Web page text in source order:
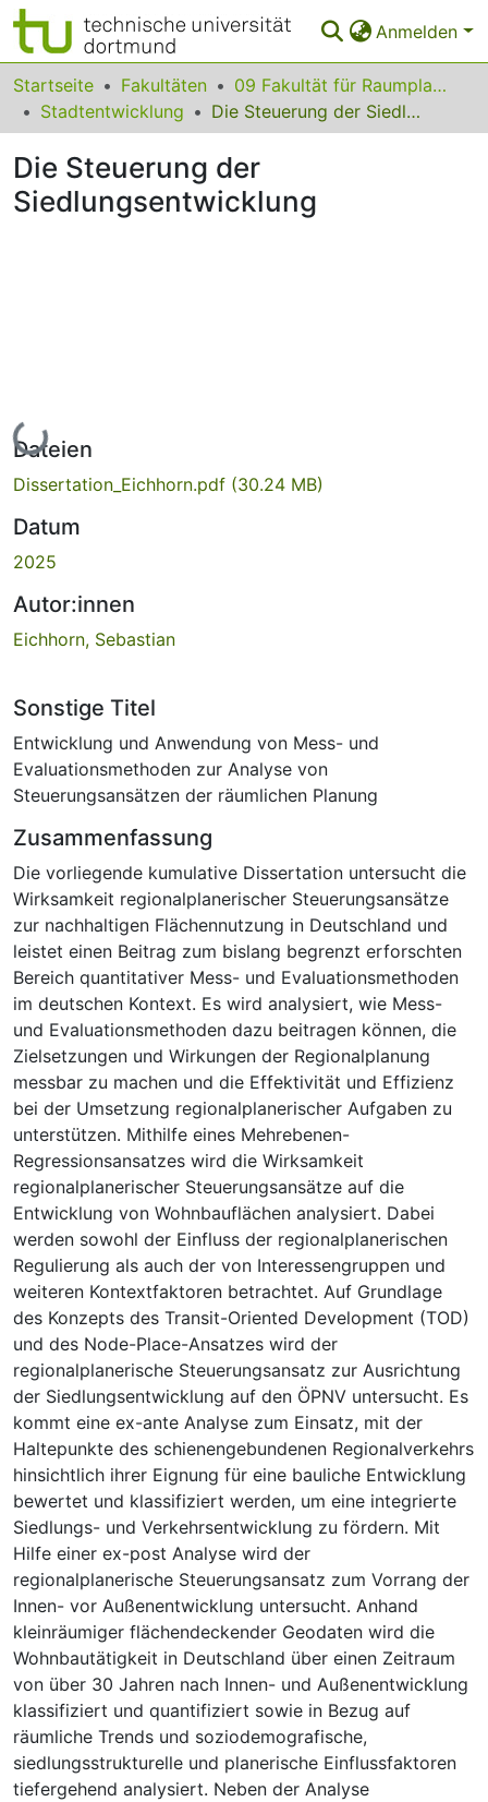
Anmelden
Bereiche & Sammlungen
Das gesamte Repositorium
Statistiken
FAQ
Startseite Fakultäten
09 Fakultät für Raumplanung
Stadtentwicklung
Die Steuerung der Siedlungsentwicklung
Die Steuerung der
Siedlungsentwicklung
Lade...
Dateien
Dissertation_Eichhorn.pdf (30.24 MB)
Datum
2025
Autor:innen
Eichhorn, Sebastian
Sonstige Titel
Entwicklung und Anwendung von Mess- und
Evaluationsmethoden zur Analyse von
Steuerungsansätzen der räumlichen Planung
Zusammenfassung
Die vorliegende kumulative Dissertation untersucht die
Wirksamkeit regionalplanerischer Steuerungsansätze
zur nachhaltigen Flächennutzung in Deutschland und
leistet einen Beitrag zum bislang begrenzt erforschten
Bereich quantitativer Mess- und Evaluationsmethoden
im deutschen Kontext. Es wird analysiert, wie Mess-
und Evaluationsmethoden dazu beitragen können, die
Zielsetzungen und Wirkungen der Regionalplanung
messbar zu machen und die Effektivität und Effizienz
bei der Umsetzung regionalplanerischer Aufgaben zu
unterstützen. Mithilfe eines Mehrebenen-
Regressionsansatzes wird die Wirksamkeit
regionalplanerischer Steuerungsansätze auf die
Entwicklung von Wohnbauflächen analysiert. Dabei
werden sowohl der Einfluss der regionalplanerischen
Regulierung als auch der von Interessengruppen und
weiteren Kontextfaktoren betrachtet. Auf Grundlage
des Konzepts des Transit-Oriented Development (TOD)
und des Node-Place-Ansatzes wird der
regionalplanerische Steuerungsansatz zur Ausrichtung
der Siedlungsentwicklung auf den ÖPNV untersucht. Es
kommt eine ex-ante Analyse zum Einsatz, mit der
Haltepunkte des schienengebundenen Regionalverkehrs
hinsichtlich ihrer Eignung für eine bauliche Entwicklung
bewertet und klassifiziert werden, um eine integrierte
Siedlungs- und Verkehrsentwicklung zu fördern. Mit
Hilfe einer ex-post Analyse wird der
regionalplanerische Steuerungsansatz zum Vorrang der
Innen- vor Außenentwicklung untersucht. Anhand
kleinräumiger flächendeckender Geodaten wird die
Wohnbautätigkeit in Deutschland über einen Zeitraum
von über 30 Jahren nach Innen- und Außenentwicklung
klassifiziert und quantifiziert sowie in Bezug auf
räumliche Trends und soziodemografische,
siedlungsstrukturelle und planerische Einflussfaktoren
tiefergehend analysiert. Neben der Analyse